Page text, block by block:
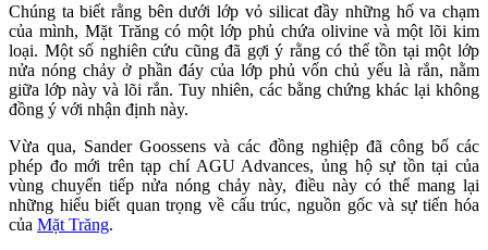
Chúng ta biết rằng bên dưới lớp vỏ silicat đầy những hố va chạm
của mình, Mặt Trăng có một lớp phủ chứa olivine và một lõi kim
loại. Một số nghiên cứu cũng đã gợi ý rằng có thể tồn tại một lớp
nửa nóng chảy ở phần đáy của lớp phủ vốn chủ yếu là rắn, nằm
giữa lớp này và lõi rắn. Tuy nhiên, các bằng chứng khác lại không
đồng ý với nhận định này.
Vừa qua, Sander Goossens và các đồng nghiệp đã công bố các
phép đo mới trên tạp chí AGU Advances, ủng hộ sự tồn tại của
vùng chuyển tiếp nửa nóng chảy này, điều này có thể mang lại
những hiểu biết quan trọng về cấu trúc, nguồn gốc và sự tiến hóa
của Mặt Trăng.